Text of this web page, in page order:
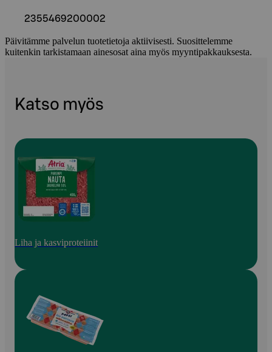
2355469200002
Päivitämme palvelun tuotetietoja aktiivisesti. Suosittelemme
kuitenkin tarkistamaan ainesosat aina myös myyntipakkauksesta.
Katso myös
Liha ja kasviproteiinit